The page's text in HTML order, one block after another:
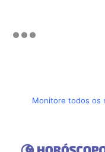
Monitore todos os